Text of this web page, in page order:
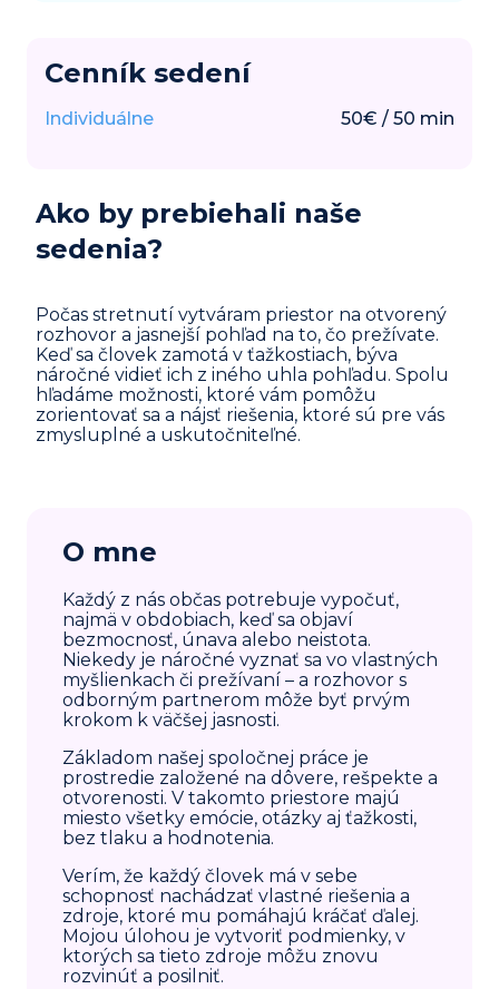
Cenník sedení
Individuálne 50€ / 50 min
Ako by prebiehali naše
sedenia?
Počas stretnutí vytváram priestor na otvorený
rozhovor a jasnejší pohľad na to, čo prežívate.
Keď sa človek zamotá v ťažkostiach, býva
náročné vidieť ich z iného uhla pohľadu. Spolu
hľadáme možnosti, ktoré vám pomôžu
zorientovať sa a nájsť riešenia, ktoré sú pre vás
zmysluplné a uskutočniteľné.
O mne
Každý z nás občas potrebuje vypočuť,
najmä v obdobiach, keď sa objaví
bezmocnosť, únava alebo neistota.
Niekedy je náročné vyznať sa vo vlastných
myšlienkach či prežívaní – a rozhovor s
odborným partnerom môže byť prvým
krokom k väčšej jasnosti.
Základom našej spoločnej práce je
prostredie založené na dôvere, rešpekte a
otvorenosti. V takomto priestore majú
miesto všetky emócie, otázky aj ťažkosti,
bez tlaku a hodnotenia.
Verím, že každý človek má v sebe
schopnosť nachádzať vlastné riešenia a
zdroje, ktoré mu pomáhajú kráčať ďalej.
Mojou úlohou je vytvoriť podmienky, v
ktorých sa tieto zdroje môžu znovu
rozvinúť a posilniť.